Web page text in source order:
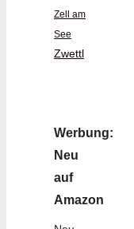
Zell am
See
Zwettl
Werbung:
Neu
auf
Amazon